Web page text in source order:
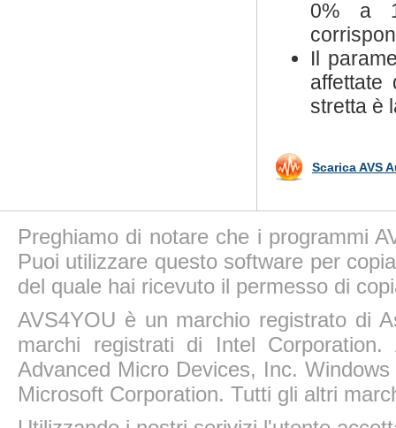
0% a
Il
stretta è
Scarica AVS
Preghiamo di notare che i programmi
Puoi utilizzare questo software per
del quale hai ricevuto il permesso di
AVS4YOU è un marchio registrato di
marchi registrati di Intel
Advanced Micro Devices, Inc.
Microsoft Corporation. Tutti gli altri